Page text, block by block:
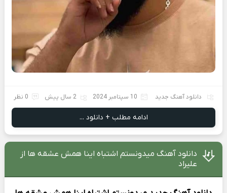
دانلود آهنگ جدید 10 سپتامبر 2024 2 سال پیش 0 نظر
ادامه مطلب + دانلود ...
دانلود آهنگ مید‌ونستم اشتباه اینا همش عشقه ها از
علیراد